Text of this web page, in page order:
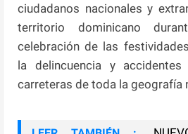
ciudadanos nacionales y
territorio dominicano
celebración de las
la delincuencia y
carreteras de toda la geografía